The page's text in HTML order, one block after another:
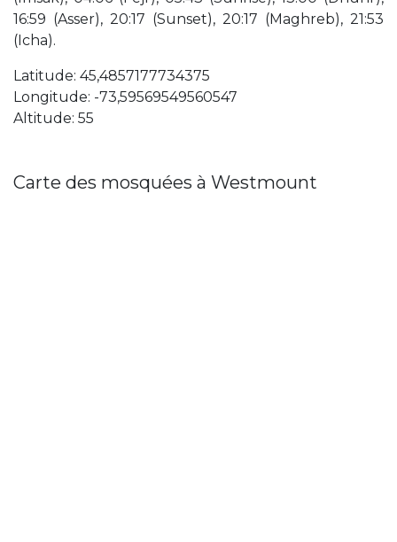
16:59 (Asser), 20:17 (Sunset), 20:17 (Maghreb), 21:53
(Icha).
Latitude: 45,4857177734375
Longitude: -73,59569549560547
Altitude: 55
Carte des mosquées à Westmount